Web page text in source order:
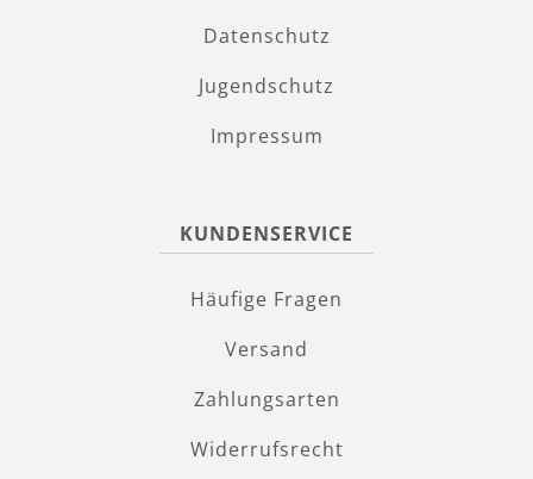
Datenschutz
Jugendschutz
Impressum
KUNDENSERVICE
Häufige Fragen
Versand
Zahlungsarten
Widerrufsrecht